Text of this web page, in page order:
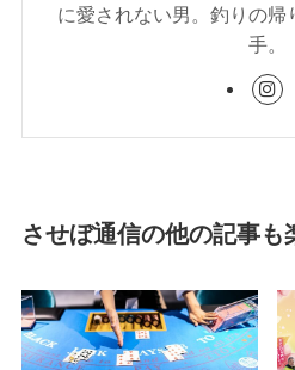
に愛されない男。釣りの帰
手。
させぼ通信の他の記事も